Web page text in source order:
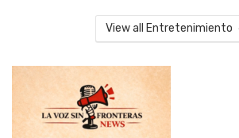
View all Entretenimiento